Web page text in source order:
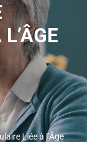
Liée à l’Âge